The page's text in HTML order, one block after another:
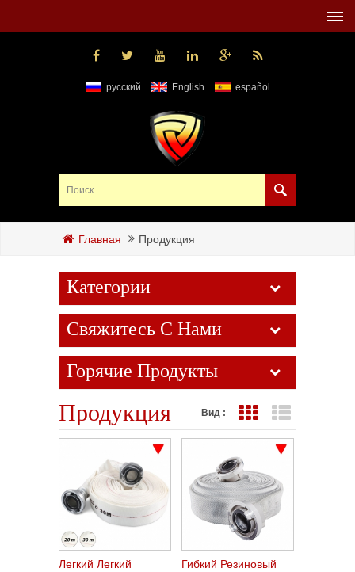
русский English español
Главная Продукция
Категории
Свяжитесь С Нами
Горячие Продукты
Продукция Вид : Представление
Легкий Легкий
Гибкий Резиновый